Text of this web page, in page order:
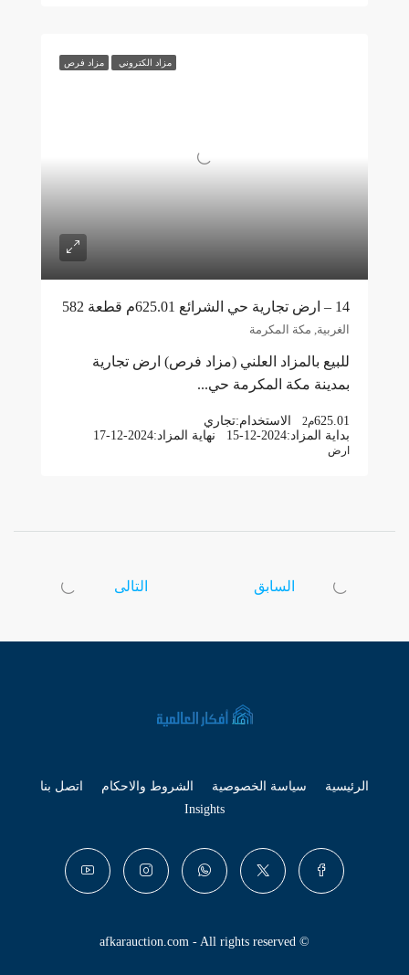
مزاد الكتروني مزاد فرص
14 – ارض تجارية حي الشرائع 625.01م قطعة 582
الغربية, مكة المكرمة
للبيع بالمزاد العلني (مزاد فرص) ارض تجارية
بمدينة مكة المكرمة حي...
625.01م2 الاستخدام:تجاري
بداية المزاد:15-12-2024 نهاية المزاد:17-12-2024
ارض
السابق التالى
الرئيسية سياسة الخصوصية الشروط والاحكام
اتصل بنا
Insights
© afkarauction.com - All rights reserved